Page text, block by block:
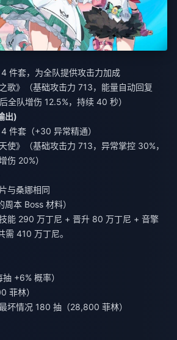
件套，为全队提供攻击力加成
歌》（基础攻击力 713，能量自动回复
全队增伤 12.5%，持续 40 秒）
出)
件套（+30 异常精通）
使》（基础攻击力 713，异常掌控 30%，
伤 20%）
与桑娜相同
周本 Boss 材料）
能 290 万丁尼 + 晋升 80 万丁尼 + 音擎
410 万丁尼。
+6% 概率）
菲林）
坏情况 180 抽（28,800 菲林）